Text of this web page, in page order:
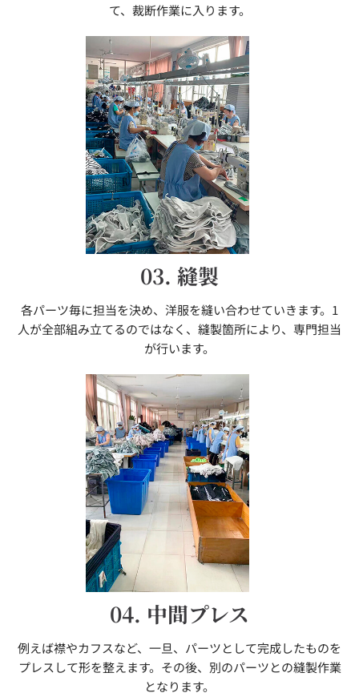
て、裁断作業に入ります。
03. 縫製
各パーツ毎に担当を決め、洋服を縫い合わせていきます。1
人が全部組み立てるのではなく、縫製箇所により、専門担当
が行います。
04. 中間プレス
例えば襟やカフスなど、一旦、パーツとして完成したものを
プレスして形を整えます。その後、別のパーツとの縫製作業
となります。